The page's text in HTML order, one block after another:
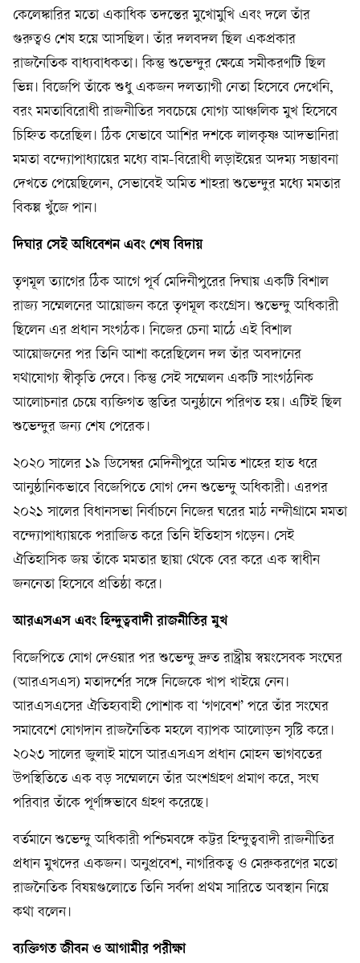
কেলেঙ্কারির মতো একাধিক তদন্তের মুখোমুখি এবং দলে তাঁর
গুরুত্বও শেষ হয়ে আসছিল। তাঁর দলবদল ছিল একপ্রকার
রাজনৈতিক বাধ্যবাধকতা। কিন্তু শুভেন্দুর ক্ষেত্রে সমীকরণটি ছিল
ভিন্ন। বিজেপি তাঁকে শুধু একজন দলত্যাগী নেতা হিসেবে দেখেনি,
বরং মমতাবিরোধী রাজনীতির সবচেয়ে যোগ্য আঞ্চলিক মুখ হিসেবে
চিহ্নিত করেছিল। ঠিক যেভাবে আশির দশকে লালকৃষ্ণ আদভানিরা
মমতা বন্দ্যোপাধ্যায়ের মধ্যে বাম-বিরোধী লড়াইয়ের অদম্য সম্ভাবনা
দেখতে পেয়েছিলেন, সেভাবেই অমিত শাহরা শুভেন্দুর মধ্যে মমতার
বিকল্প খুঁজে পান।
দিঘার সেই অধিবেশন এবং শেষ বিদায়
তৃণমূল ত্যাগের ঠিক আগে পূর্ব মেদিনীপুরের দিঘায় একটি বিশাল
রাজ্য সম্মেলনের আয়োজন করে তৃণমূল কংগ্রেস। শুভেন্দু অধিকারী
ছিলেন এর প্রধান সংগঠক। নিজের চেনা মাঠে এই বিশাল
আয়োজনের পর তিনি আশা করেছিলেন দল তাঁর অবদানের
যথাযোগ্য স্বীকৃতি দেবে। কিন্তু সেই সম্মেলন একটি সাংগঠনিক
আলোচনার চেয়ে ব্যক্তিগত স্তুতির অনুষ্ঠানে পরিণত হয়। এটিই ছিল
শুভেন্দুর জন্য শেষ পেরেক।
২০২০ সালের ১৯ ডিসেম্বর মেদিনীপুরে অমিত শাহের হাত ধরে
আনুষ্ঠানিকভাবে বিজেপিতে যোগ দেন শুভেন্দু অধিকারী। এরপর
২০২১ সালের বিধানসভা নির্বাচনে নিজের ঘরের মাঠ নন্দীগ্রামে মমতা
বন্দ্যোপাধ্যায়কে পরাজিত করে তিনি ইতিহাস গড়েন। সেই
ঐতিহাসিক জয় তাঁকে মমতার ছায়া থেকে বের করে এক স্বাধীন
জননেতা হিসেবে প্রতিষ্ঠা করে।
আরএসএস এবং হিন্দুত্ববাদী রাজনীতির মুখ
বিজেপিতে যোগ দেওয়ার পর শুভেন্দু দ্রুত রাষ্ট্রীয় স্বয়ংসেবক সংঘের
(আরএসএস) মতাদর্শের সঙ্গে নিজেকে খাপ খাইয়ে নেন।
আরএসএসের ঐতিহ্যবাহী পোশাক বা ‘গণবেশ’ পরে তাঁর সংঘের
সমাবেশে যোগদান রাজনৈতিক মহলে ব্যাপক আলোড়ন সৃষ্টি করে।
২০২৩ সালের জুলাই মাসে আরএসএস প্রধান মোহন ভাগবতের
উপস্থিতিতে এক বড় সম্মেলনে তাঁর অংশগ্রহণ প্রমাণ করে, সংঘ
পরিবার তাঁকে পূর্ণাঙ্গভাবে গ্রহণ করেছে।
বর্তমানে শুভেন্দু অধিকারী পশ্চিমবঙ্গে কট্টর হিন্দুত্ববাদী রাজনীতির
প্রধান মুখদের একজন। অনুপ্রবেশ, নাগরিকত্ব ও মেরুকরণের মতো
রাজনৈতিক বিষয়গুলোতে তিনি সর্বদা প্রথম সারিতে অবস্থান নিয়ে
কথা বলেন।
ব্যক্তিগত জীবন ও আগামীর পরীক্ষা